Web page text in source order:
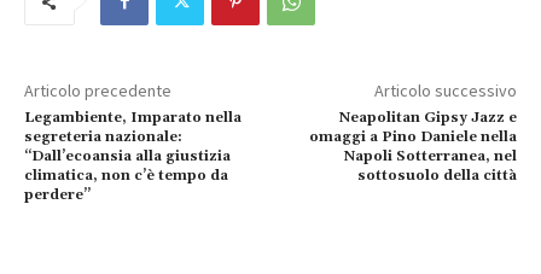
Articolo precedente
Legambiente, Imparato nella
segreteria nazionale:
“Dall’ecoansia alla giustizia
climatica, non c’è tempo da
perdere”
Articolo successivo
Neapolitan Gipsy Jazz e
omaggi a Pino Daniele nella
Napoli Sotterranea, nel
sottosuolo della città